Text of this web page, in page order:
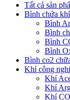
Tất cả sản
Bình chứa
Bình
Bình
Bình
Bình
Bình co2
Khí công
Khí
Khí
Khí